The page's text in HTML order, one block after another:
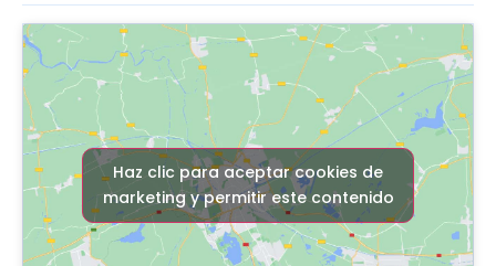
Haz clic para aceptar cookies de
marketing y permitir este contenido